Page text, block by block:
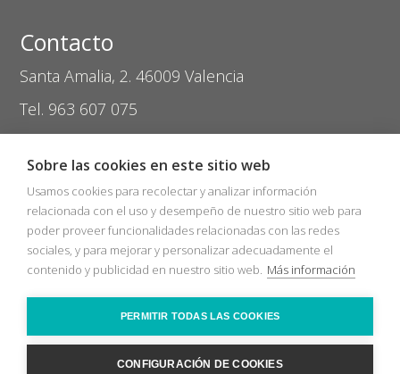
Contacto
Santa Amalia, 2. 46009 Valencia
Tel. 963 607 075
Inicio Catálogos
Nuevos Socios
2026 © Sociedad Cooperativa Coptival Zas VisiónNota legal
Política
Sobre las cookies en este sitio web
Usamos cookies para recolectar y analizar información
relacionada con el uso y desempeño de nuestro sitio web para
poder proveer funcionalidades relacionadas con las redes
sociales, y para mejorar y personalizar adecuadamente el
contenido y publicidad en nuestro sitio web. Más información
PERMITIR TODAS LAS COOKIES
CONFIGURACIÓN DE COOKIES